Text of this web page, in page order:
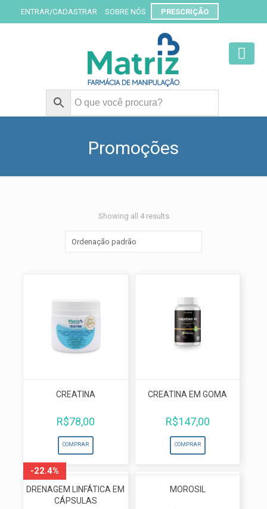
ENTRAR/CADASTRAR SOBRE NÓS PRESCRIÇÃO
Promoções
Showing all 4 results
CREATINA
R$78,00
COMPRAR
CREATINA EM GOMA
R$147,00
COMPRAR
DRENAGEM LINFÁTICA EM
CÁPSULAS
-22.4%
MOROSIL